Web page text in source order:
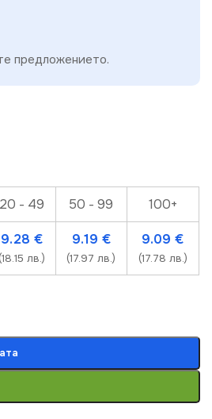
предложението.
20 - 49 50 - 99 100+
9.28 €
(18.15 лв.)
9.19 €
(17.97 лв.)
9.09€
(17.78 лв.)